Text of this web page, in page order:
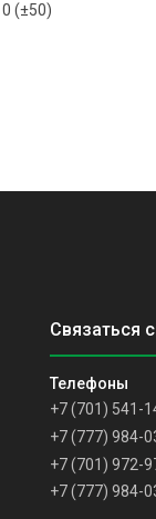
(±50)
+7 (701) 541-
+7 (777) 984-
+7 (701) 972-
+7 (777) 984-